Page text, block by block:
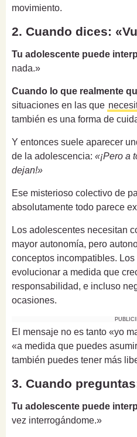
movimiento.
2. Cuando dices:
Tu adolescente puede
nada.»
Cuando lo que realmente
situaciones en las que
también es una forma de
Y entonces suele aparecer
de la adolescencia: «¡Pero a
dejan!»
Ese misterioso colectivo de
absolutamente todo parece
Los adolescentes necesitan
mayor autonomía, pero
conceptos incompatibles.
evolucionar a medida que
responsabilidad, e incluso
ocasiones.
El mensaje no es tanto «yo
«a medida que puedes
también puedes tener más
3. Cuando
Tu adolescente puede
vez interrogándome.»